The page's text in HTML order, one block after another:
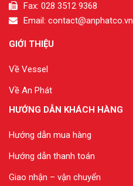
Fax: 028 3512 9368
Email: contact@anphatco.vn
GIỚI THIỆU
Về Vessel
Về An Phát
HƯỚNG DẪN KHÁCH HÀNG
Hướng dẫn mua hàng
Hướng dẫn thanh toán
Giao nhận – vận chuyển